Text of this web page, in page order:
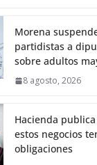
Morena
partidistas a
sobre adultos
8 agosto, 2026
Hacienda
estos negocios
obligaciones